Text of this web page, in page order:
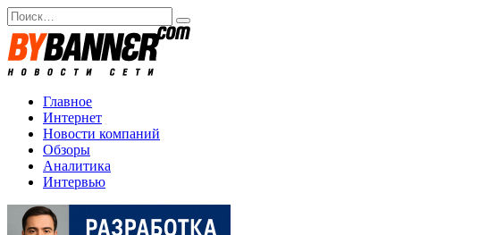
Перейти
к
содержанию
Search
for:
Главное
Интернет
Новости компаний
Обзоры
Аналитика
Интервью